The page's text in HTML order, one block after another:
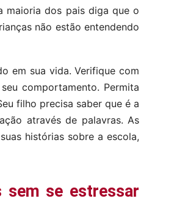
maioria dos pais diga que o
não estão entendendo
em sua vida. Verifique com
comportamento. Permita
filho precisa saber que é a
através de palavras. As
histórias sobre a escola,
se estressar